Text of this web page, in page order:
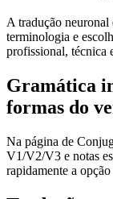
A tradução
terminologia e
profissional, técnica
Gramática
formas do
Na página de
V1/V2/V3 e notas
rapidamente a